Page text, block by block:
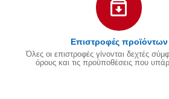
Επιστροφές προϊόντων
Όλες οι επιστροφές γίνονται δεχτές
όρους και τις προϋποθέσεις που